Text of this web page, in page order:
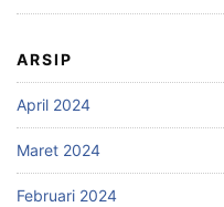
ARSIP
April 2024
Maret 2024
Februari 2024